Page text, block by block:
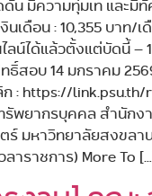
น มีความทุ่มเท และมี
เดือน : 10,355 บาท/
น์ได้แล้วตั้งแต่บัดนี้ –
สอบ 14 มกราคม
: https://
รัพยากรบุคคล สำนัก
มหาวิทยาลัยสงขลา
ลาราชการ) More To